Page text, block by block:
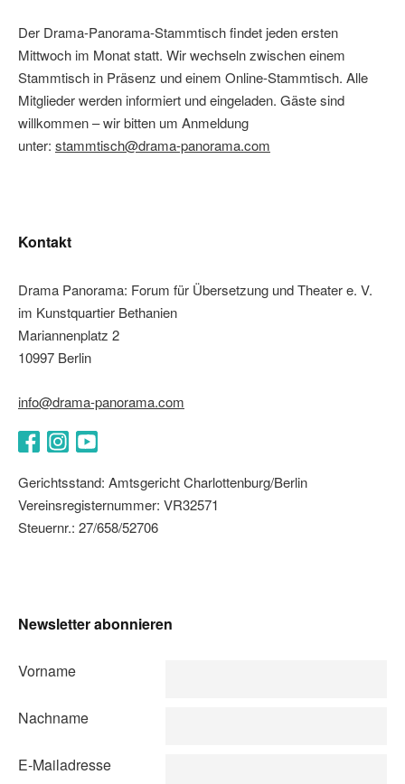
Der Drama-Panorama-Stammtisch findet jeden ersten
Mittwoch im Monat statt. Wir wechseln zwischen einem
Stammtisch in Präsenz und einem Online-Stammtisch. Alle
Mitglieder werden informiert und eingeladen. Gäste sind
willkommen – wir bitten um Anmeldung
unter: stammtisch@drama-panorama.com
Kontakt
Drama Panorama: Forum für Übersetzung und Theater e. V.
im Kunstquartier Bethanien
Mariannenplatz 2
10997 Berlin
info@drama-panorama.com
Gerichtsstand: Amtsgericht Charlottenburg/Berlin
Vereinsregisternummer: VR32571
Steuernr.: 27/658/52706
Newsletter abonnieren
Vorname
Nachname
E-Mailadresse